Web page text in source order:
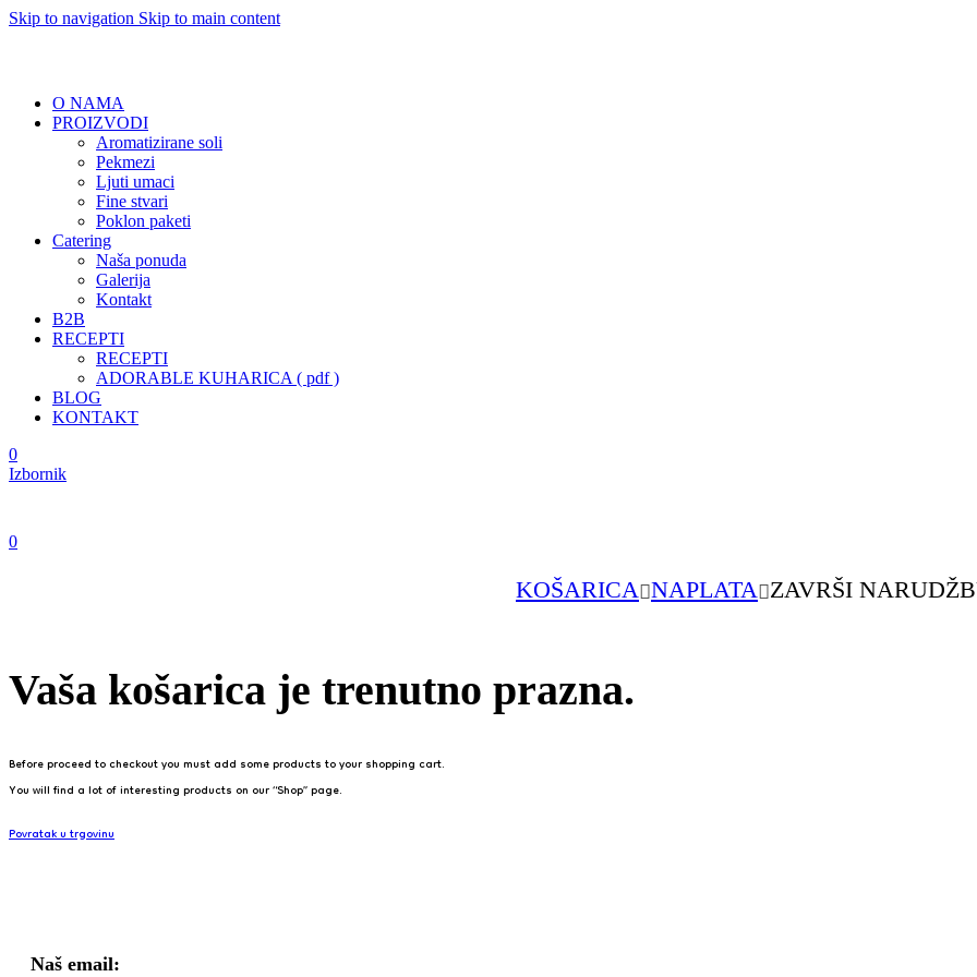
Skip to navigation Skip to main content
O NAMA
PROIZVODI
Aromatizirane soli
Pekmezi
Ljuti umaci
Fine stvari
Poklon paketi
Catering
Naša ponuda
Galerija
Kontakt
B2B
RECEPTI
RECEPTI
ADORABLE KUHARICA ( pdf )
BLOG
KONTAKT
0
Izbornik
0
KOŠARICA NAPLATA ZAVRŠI
Vaša košarica je trenutno prazna.
Before proceed to checkout you must add some products to your shopping cart.
You will find a lot of interesting products on our “Shop” page.
Povratak u trgovinu
Naš email: